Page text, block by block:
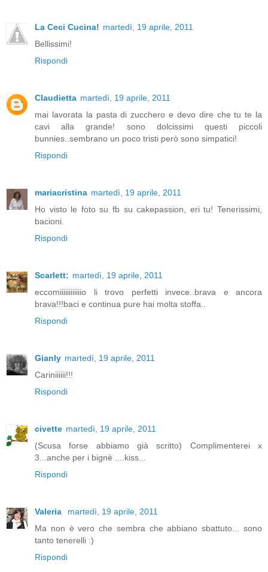
La Ceci Cucina! martedì, 19 aprile, 2011
Bellissimi!
Rispondi
Claudietta martedì, 19 aprile, 2011
mai lavorata la pasta di zucchero e devo dire che tu te la
cavi alla grande! sono dolcissimi questi piccoli
bunnies..sembrano un poco tristi però sono simpatici!
Rispondi
mariacristina martedì, 19 aprile, 2011
Ho visto le foto su fb su cakepassion, eri tu! Tenerissimi,
bacioni.
Rispondi
Scarlett: martedì, 19 aprile, 2011
eccomiiiiiiiiiiiio li trovo perfetti invece..brava e ancora
brava!!!baci e continua pure hai molta stoffa..
Rispondi
Gianly martedì, 19 aprile, 2011
Cariniiiiii!!!
Rispondi
civette martedì, 19 aprile, 2011
(Scusa forse abbiamo già scritto) Complimenterei x
3...anche per i bignè ....kiss...
Rispondi
Valeria
martedì, 19 aprile, 2011
Ma non è vero che sembra che abbiano sbattuto... sono
tanto tenerelli :)
Rispondi